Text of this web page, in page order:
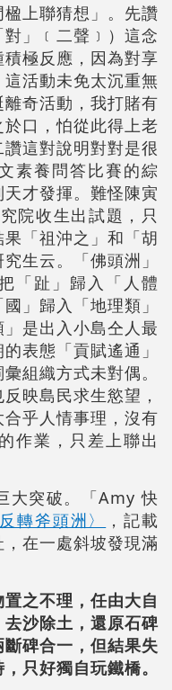
上聯猜想」。先讚
」﹝二聲﹞）這念
極反應，因為對享
活動未免太沉重無
奇活動，我打賭有
口，怕從此得上老
這對說明對對是很
素養問答比賽的綜
才發揮。難怪陳寅
院收生出試題，只
「祖沖之」和「胡
生云。「佛頭洲」
「趾」歸入「人體
」歸入「地理類」
是出入小島仝人最
表態「貢賦遙通」
組織方式未對偶。
映島民求生慾望，
合乎人情事理，沒有
作業，只差上聯出
大突破。「Amy 快
反轉斧頭洲〉
，記載
在一處斜坡發現滿
之不理，任由大自
沙除土，還原石碑
碑合一，但結果失
只好獨自玩鐵橋。